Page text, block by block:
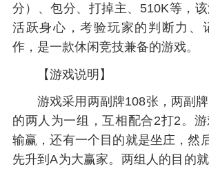
分）、包分、打掉主、510K等，该
活跃身心，考验玩家的判断力、
作，是一款休闲竞技兼备的游戏。
【游戏说明】
游戏采用两副牌108张，两副
的两人为一组，互相配合2打2。
输赢，还有一个目的就是坐庄，然
先升到A为大赢家。两组人的目的